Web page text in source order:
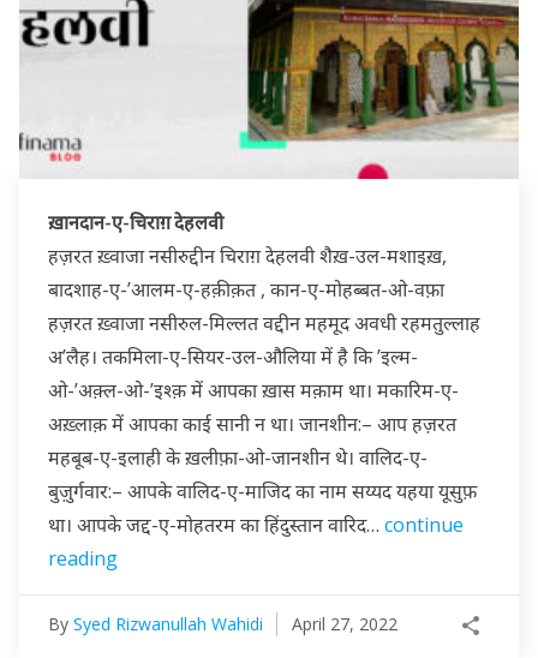
ख़ानदान-ए-चिराग़ देहलवी
हज़रत ख़्वाजा नसीरुद्दीन चिराग़ देहलवी शैख़-उल-मशाइख़,
बादशाह-ए-’आलम-ए-हक़ीक़त , कान-ए-मोहब्बत-ओ-वफ़ा
हज़रत ख़्वाजा नसीरुल-मिल्लत वद्दीन महमूद अवधी रहमतुल्लाह
अ’लैह। तकमिला-ए-सियर-उल-औलिया में है कि ’इल्म-
ओ-’अक़्ल-ओ-’इश्क़ में आपका ख़ास मक़ाम था। मकारिम-ए-
अख़्लाक़ में आपका काई सानी न था। जानशीन:– आप हज़रत
महबूब-ए-इलाही के ख़लीफ़ा-ओ-जानशीन थे। वालिद-ए-
बुज़ुर्गवार:– आपके वालिद-ए-माजिद का नाम सय्यद यहया यूसुफ़
था। आपके जद्द-ए-मोहतरम का हिंदुस्तान वारिद… continue
reading
By Syed Rizwanullah Wahidi April 27, 2022